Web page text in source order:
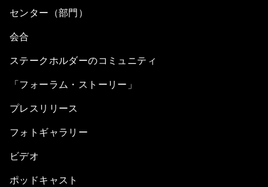
センター（部門）
会合
ステークホルダーのコミュニティ
「フォーラム・ストーリー」
プレスリリース
フォトギャラリー
ビデオ
ポッドキャスト